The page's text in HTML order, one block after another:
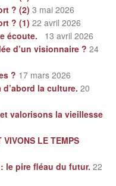
? (2) 3 mai 2026
? (1) 22 avril 2026
écoute.
13 avril 2026
d’un visionnaire ? 24
? 17 mars 2026
la culture. 20
valorisons la vieillesse
LE TEMPS
le pire fléau du futur. 22